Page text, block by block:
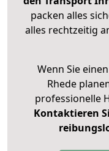
packen alles
alles rechtzeitig
Wenn Sie
Rhede
professionelle
Kontaktieren